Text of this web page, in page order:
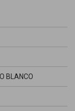
BLANCO